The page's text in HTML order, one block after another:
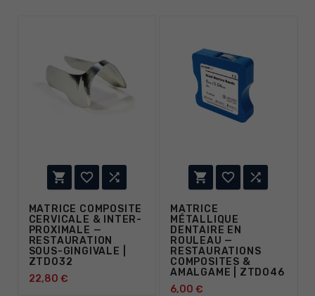
  
MATRICE COMPOSITE
CERVICALE & INTER-
PROXIMALE —
RESTAURATION
SOUS-GINGIVALE |
ZTD032
22,80 €
  
MATRICE
MÉTALLIQUE
DENTAIRE EN
ROULEAU —
RESTAURATIONS
COMPOSITES &
AMALGAME | ZTD046
6,00 €